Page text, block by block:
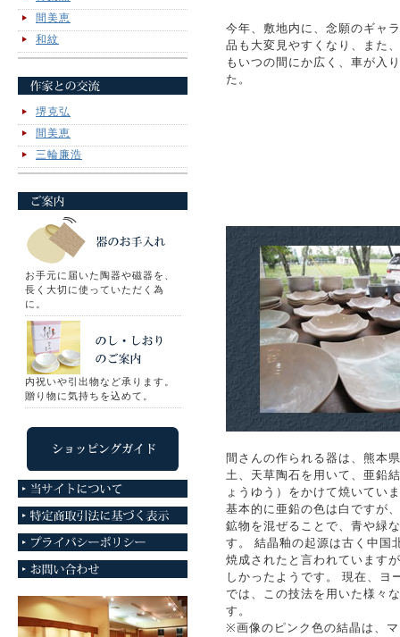
今年、敷地内に、念願のギャ
品も大変見やすくなり、また
もいつの間にか広く、車が入
た。
間さんの作られる器は、熊本
土、天草陶石を用いて、亜鉛
ょうゆう）をかけて焼いてい
基本的に亜鉛の色は白ですが
鉱物を混ぜることで、青や緑
す。 結晶釉の起源は古く中国
焼成されたと言われています
しかったようです。 現在、ヨ
では、この技法を用いた様々
す。
※画像のピンク色の結晶は、
間美恵
和紋
堺克弘
間美恵
三輪廉浩
お手元に届いた陶器や磁器を、
長く大切に使っていただく為
に。
内祝いや引出物など承ります。
贈り物に気持ちを込めて。